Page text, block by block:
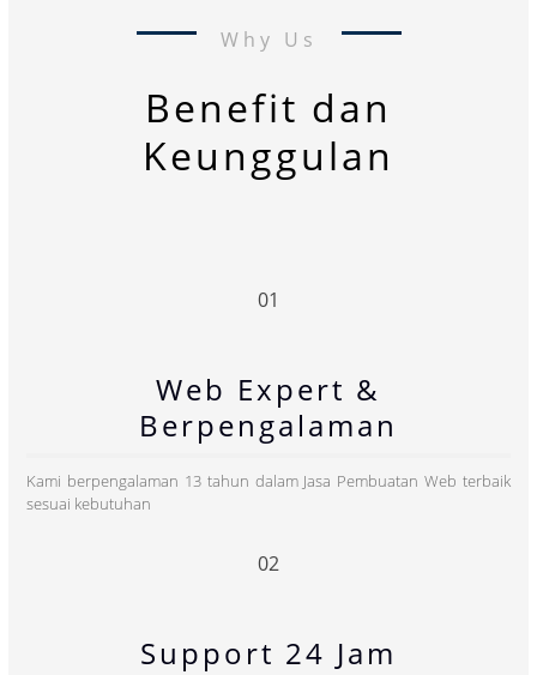
Why Us
Benefit dan
Keunggulan
01
Web Expert &
Berpengalaman
Kami berpengalaman 13 tahun dalam Jasa Pembuatan Web terbaik
sesuai kebutuhan
02
Support 24 Jam